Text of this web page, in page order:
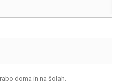
doma in na šolah.